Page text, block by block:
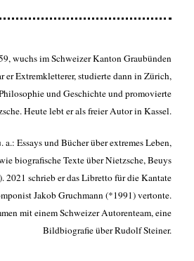
wuchs im Schweizer Kanton Graubünden
er Extremkletterer, studierte dann in Zürich,
und Geschichte und promovierte
Heute lebt er als freier Autor in Kassel.
Essays und Bücher über extremes Leben,
biografische Texte über Nietzsche, Beuys
2021 schrieb er das Libretto für die Kantate
Jakob Gruchmann (*1991) vertonte.
mit einem Schweizer Autorenteam, eine
Bildbiografie über Rudolf Steiner.